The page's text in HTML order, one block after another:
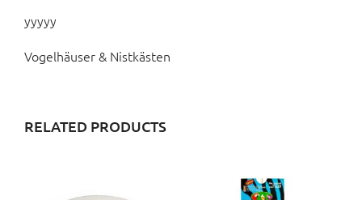
yyyyy
Vogelhäuser & Nistkästen
RELATED PRODUCTS